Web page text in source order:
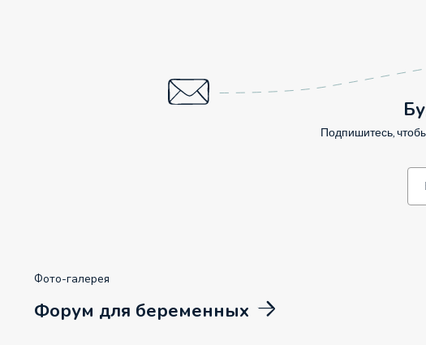
Подпишитесь,
Фото-галерея
Форум для беременных